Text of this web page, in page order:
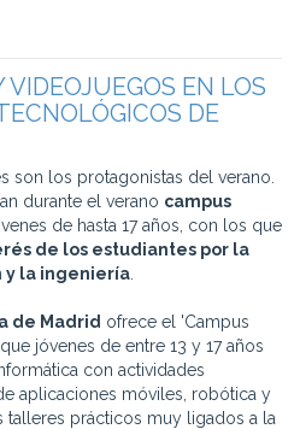
VIDEOJUEGOS EN LOS
DE
son los protagonistas del verano.
durante el verano campus
de hasta 17 años, con los que
de los estudiantes por la
y la ingeniería
de Madrid ofrece el 'Campus
jóvenes de entre 13 y 17 años
con actividades
aplicaciones móviles, robótica y
talleres prácticos muy ligados a la